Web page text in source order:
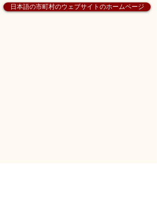
日本語の市町村のウェブサイトのホームページ